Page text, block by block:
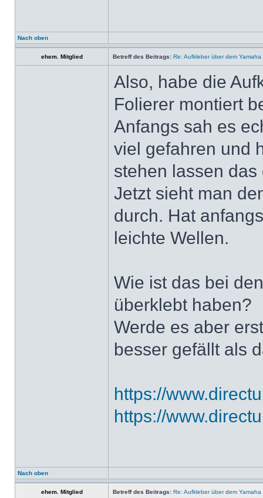
Nach oben
ehem. Mitglied Betreff des Beitrags: Re: Aufkleber über dem Yamaha
Also, habe die
Folierer montiert
Anfangs sah es
viel gefahren und
stehen lassen
Jetzt sieht man
durch. Hat
leichte Wellen.
Wie ist das bei
überklebt haben?
Werde es aber
besser gefällt als
https://
https://
Nach oben
ehem. Mitglied Betreff des Beitrags: Re: Aufkleber über dem Yamaha